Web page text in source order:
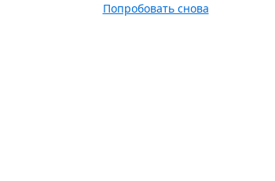
Попробовать снова